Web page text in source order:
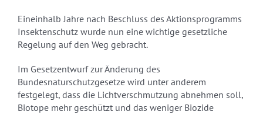
Eineinhalb Jahre nach Beschluss des Aktionsprogramms
Insektenschutz wurde nun eine wichtige gesetzliche
Regelung auf den Weg gebracht.
Im Gesetzentwurf zur Änderung des
Bundesnaturschutzgesetze wird unter anderem
festgelegt, dass die Lichtverschmutzung abnehmen soll,
Biotope mehr geschützt und das weniger Biozide